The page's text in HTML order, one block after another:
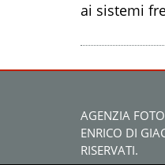
ai sistemi
AGENZIA
ENRICO DI
RISERVATI.